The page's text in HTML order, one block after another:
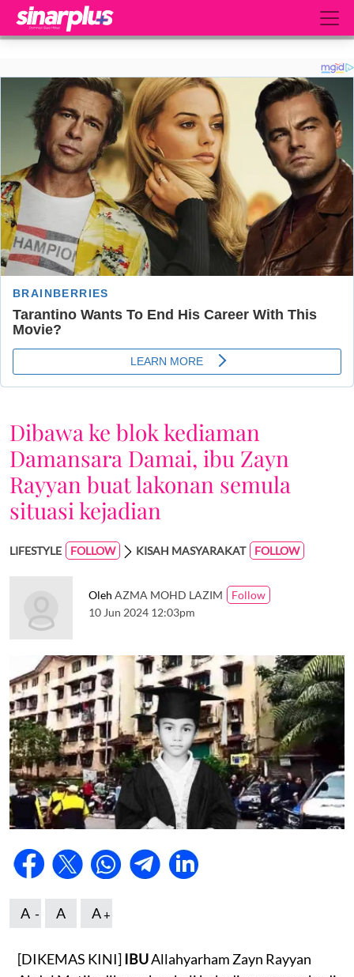
Dibawa ke blok kediaman
Damansara Damai, ibu Zayn
Rayyan buat lakonan semula
situasi kejadian
LIFESTYLE KISAH MASYARAKAT
Oleh AZMA MOHD LAZIM
10 Jun 2024 12:03pm
A A A
[DIKEMAS KINI]IBUAllahyarham Zayn Rayyan